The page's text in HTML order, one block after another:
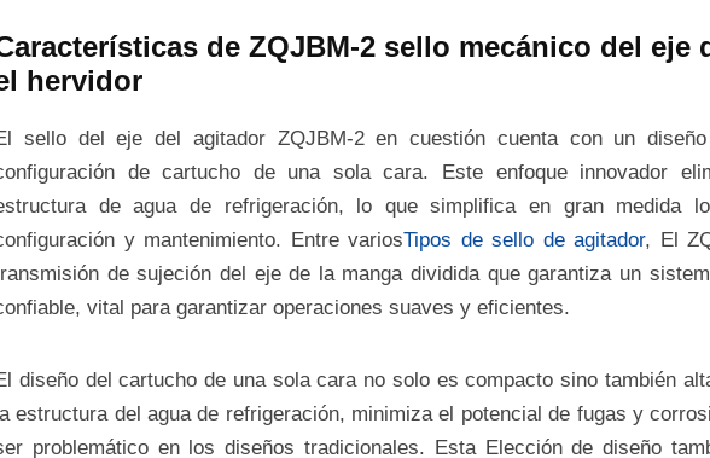
de ZQJBM-2 sello mecánico del eje
hervidor
sello del eje del agitador ZQJBM-2 en cuestión cuenta con un
de cartucho de una sola cara. Este enfoque innovador
de agua de refrigeración, lo que simplifica en gran medida
y mantenimiento. Entre variosTipos de sello de agitador, El
de sujeción del eje de la manga dividida que garantiza un
vital para garantizar operaciones suaves y eficientes.
diseño del cartucho de una sola cara no solo es compacto sino también
estructura del agua de refrigeración, minimiza el potencial de fugas y
problemático en los diseños tradicionales. Esta Elección de diseño